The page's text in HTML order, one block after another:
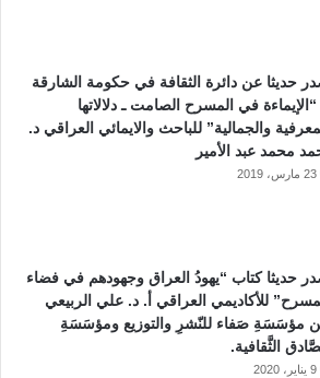
حديثا عن دائرة الثقافة في حكومة الشارقة
في المسرح الصامت ـ دلالاتها
والجمالية” للباحث والايمائي العراقي د.
محمد عبد الأمير
23 مارس، 2019
حديثا كتاب “يهودُ العراق وجهودهم في فضاء
للأكاديمي العراقي أ. د. علي الربيعي
مؤسَسَةِ صَفاء للنّشرِ والتوزيع ومؤسَسَةِ
الثَّقافية.
9 يناير، 2020